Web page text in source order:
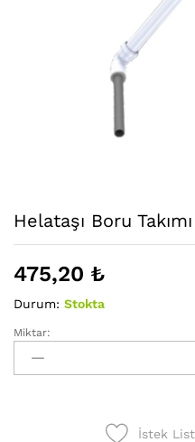
Helataşı Boru Takımı
475,20 ₺
Durum: Stokta
Helataşı
Boru
Takımı
Miktar:
İstek